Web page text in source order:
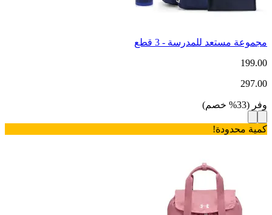
مجموعة مستعد للمدرسة - 3 قطع
199.00
297.00
وفر (
33
% خصم)
كمية محدودة!